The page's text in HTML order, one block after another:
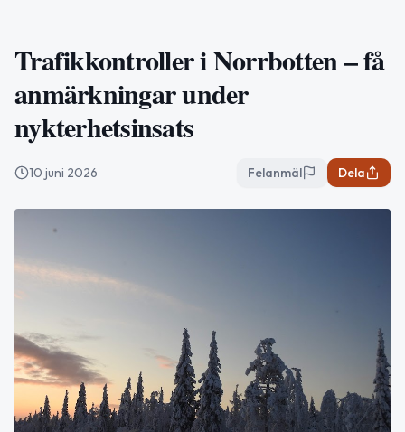
Trafikkontroller i Norrbotten – få
anmärkningar under
nykterhetsinsats
10 juni 2026 Felanmäl Dela